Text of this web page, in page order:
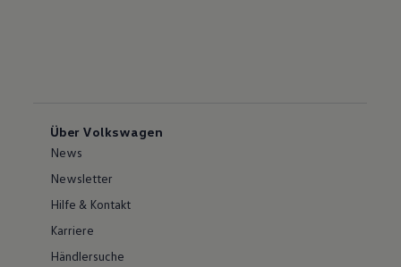
Über Volkswagen
News
Newsletter
Hilfe & Kontakt
Karriere
Händlersuche